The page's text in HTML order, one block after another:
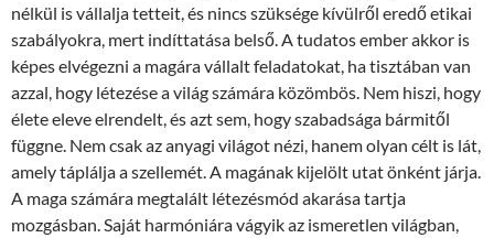
nélkül is vállalja tetteit, és nincs szüksége kívülről eredő etikai
szabályokra, mert indíttatása belső. A tudatos ember akkor is
képes elvégezni a magára vállalt feladatokat, ha tisztában van
azzal, hogy létezése a világ számára közömbös. Nem hiszi, hogy
élete eleve elrendelt, és azt sem, hogy szabadsága bármitől
függne. Nem csak az anyagi világot nézi, hanem olyan célt is lát,
amely táplálja a szellemét. A magának kijelölt utat önként járja.
A maga számára megtalált létezésmód akarása tartja
mozgásban. Saját harmóniára vágyik az ismeretlen világban,